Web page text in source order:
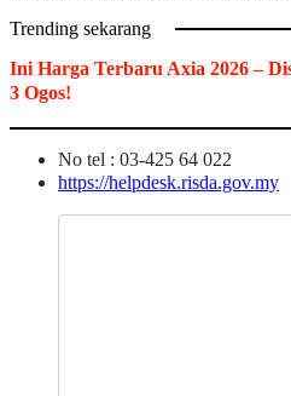
Trending sekarang
Ini Harga Terbaru Axia 2026 –
3 Ogos!
No tel : 03-425 64 022
https://helpdesk.risda.gov.my